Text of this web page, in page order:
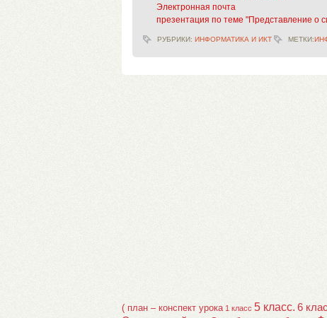
Электронная почта
презентация по теме "Представление о
РУБРИКИ: ИНФОРМАТИКА И ИКТ МЕТКИ:
( план – конспект урока 1 класс 5 класс. 6